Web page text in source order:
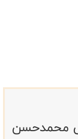
محمدحسن